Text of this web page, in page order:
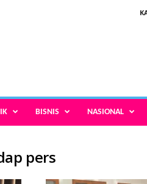
BISNIS NASIONAL
pers